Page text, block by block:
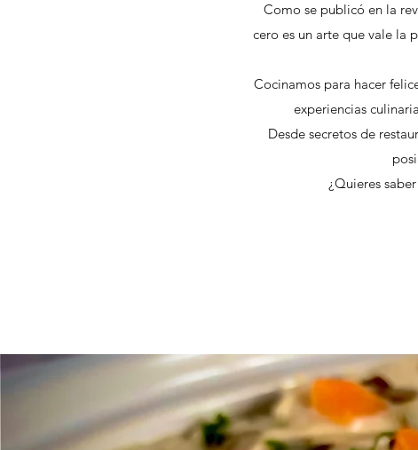
Como se publicó en la
cero es un arte que vale la
Cocinamos para hacer
experiencias
Desde secretos de
¿Quieres